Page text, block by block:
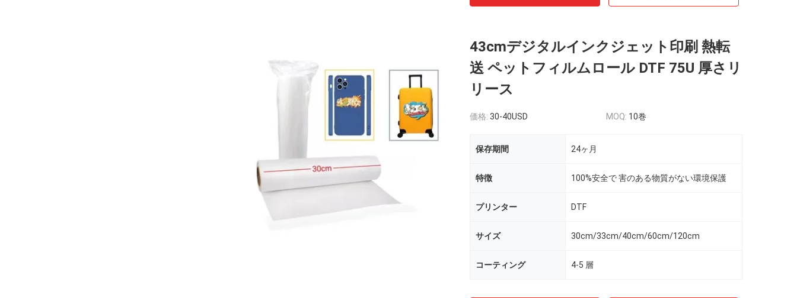
43cmデジタルインクジェット印刷 熱転
送 ペットフィルムロール DTF 75U 厚さリ
リース
価格: 30-40USD MOQ: 10巻
保存期間 24ヶ月
特徴 100%安全で 害のある物質がない環境保護
プリンター DTF
サイズ 30cm/33cm/40cm/60cm/120cm
コーティング 4-5 層